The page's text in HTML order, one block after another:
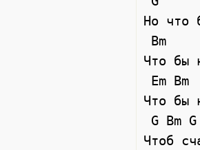
Но что
Что бы
Что бы
Чтоб